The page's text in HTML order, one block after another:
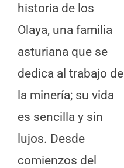
historia de los
Olaya, una familia
asturiana que se
dedica al trabajo de
la minería; su vida
es sencilla y sin
lujos. Desde
comienzos del